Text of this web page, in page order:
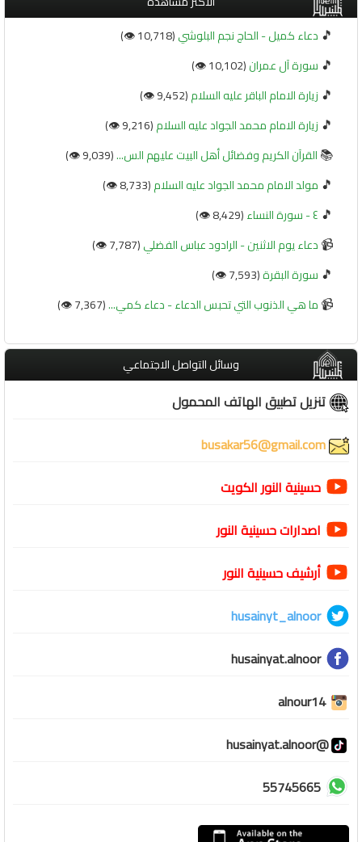
🎵 دعاء كميل - الحاج نجم البلوشي(10,718 👁️)
🎵 سورة آل عمران(10,102 👁️)
🎵 زيارة الامام الباقر عليه السلام(9,452 👁️)
🎵 زيارة الامام محمد الجواد عليه السلام(9,216 👁️)
📚القرآن الكريم وفضائل أهل البيت عليهم الس...(9,039 👁️)
🎵 مولد الامام محمد الجواد عليه السلام(8,733 👁️)
🎵 ٤ - سورة النساء (8,429 👁️)
📹دعاء يوم الاثنين - الرادود عباس الفضلي(7,787 👁️)
🎵 سورة البقرة(7,593 👁️)
📹ما هي الذنوب التي تحبس الدعاء - دعاء كمي...(7,367 👁️)
وسائل التواصل الاجتماعي
تنزيل تطبيق الهاتف المحمول
حسينية النور الكويت
اصدارات حسينية النور
أرشيف حسينية النور
husainyt_alnoor
husainyat.alnoor
alnour14
@husainyat.alnoor
55745665